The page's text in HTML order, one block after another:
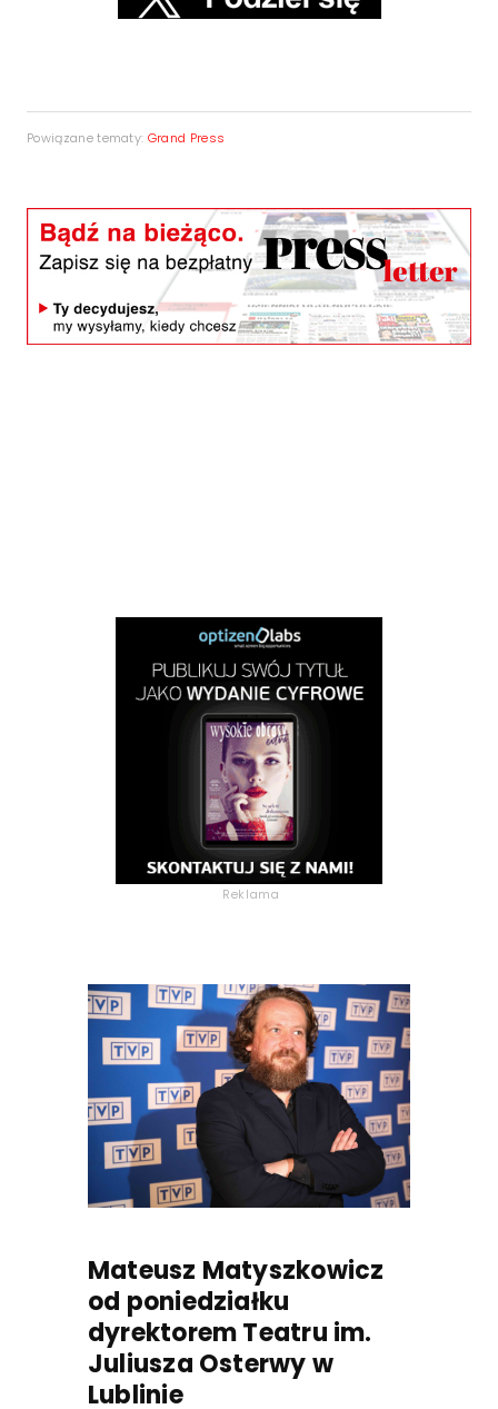
Powiązane tematy: Grand Press
Reklama
Mateusz Matyszkowicz
od poniedziałku
dyrektorem Teatru im.
Juliusza Osterwy w
Lublinie